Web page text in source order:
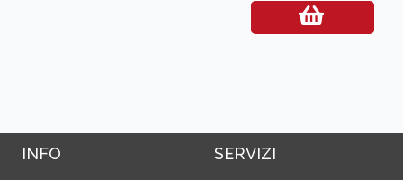
INFO SERVIZI